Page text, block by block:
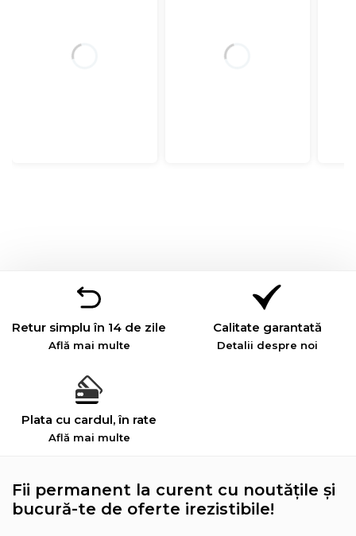
Retur simplu în 14 de zile
Află mai multe
Calitate garantată
Detalii despre noi
Plata cu cardul, în rate
Află mai multe
Fii permanent la curent cu noutățile și
bucură-te de oferte irezistibile!